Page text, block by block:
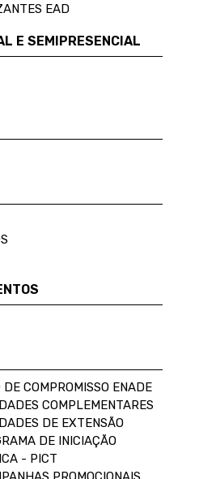
EAD
E SEMIPRESENCIAL
COMPROMISSO ENADE
COMPLEMENTARES
DE EXTENSÃO
DE INICIAÇÃO
- PICT